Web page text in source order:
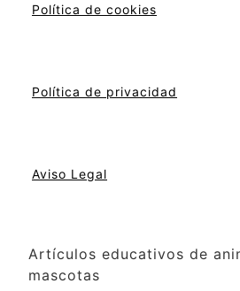
Política de cookies
Política de privacidad
Aviso Legal
Artículos educativos de
mascotas